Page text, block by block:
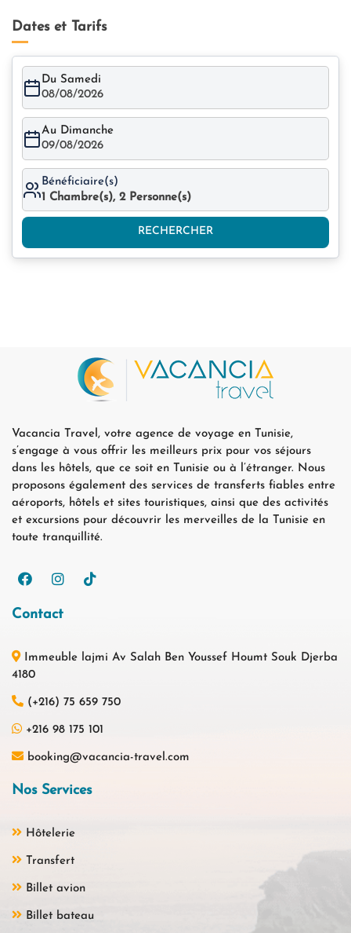
Dates et Tarifs
Du Samedi
08/08/2026
Au Dimanche
09/08/2026
Bénéficiaire(s)
1 Chambre(s), 2 Personne(s)
RECHERCHER
Vacancia Travel, votre agence de voyage en Tunisie,
s’engage à vous offrir les meilleurs prix pour vos séjours
dans les hôtels, que ce soit en Tunisie ou à l’étranger. Nous
proposons également des services de transferts fiables entre
aéroports, hôtels et sites touristiques, ainsi que des activités
et excursions pour découvrir les merveilles de la Tunisie en
toute tranquillité.
Contact
Immeuble lajmi Av Salah Ben Youssef Houmt Souk Djerba
4180
(+216) 75 659 750
+216 98 175 101
booking@vacancia-travel.com
Nos Services
Hôtelerie
Transfert
Billet avion
Billet bateau